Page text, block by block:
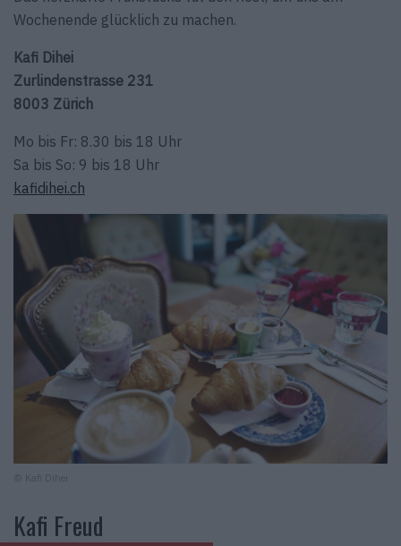
Wochenende glücklich zu machen.
Kafi Dihei
Zurlindenstrasse 231
8003 Zürich
Mo bis Fr: 8.30 bis 18 Uhr
Sa bis So: 9 bis 18 Uhr
kafidihei.ch
© Kafi Dihei
Kafi Freud